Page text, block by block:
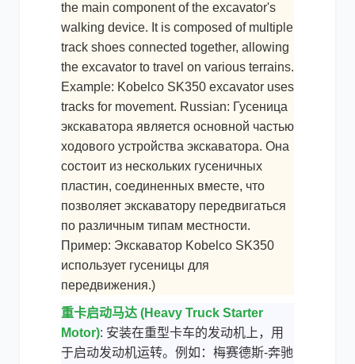
the main component of the excavator's
walking device. It is composed of multiple
track shoes connected together, allowing
the excavator to travel on various terrains.
Example: Kobelco SK350 excavator uses
tracks for movement. Russian: Гусеница
экскаватора является основной частью
ходового устройства экскаватора. Она
состоит из нескольких гусеничных
пластин, соединенных вместе, что
позволяет экскаватору передвигаться
по различным типам местности.
Пример: Экскаватор Kobelco SK350
использует гусеницы для
передвижения.)
重卡启动马达 (Heavy Truck Starter
Motor): 安装在重型卡车的发动机上，用
于启动发动机运转。例如：梅赛德斯-奔驰